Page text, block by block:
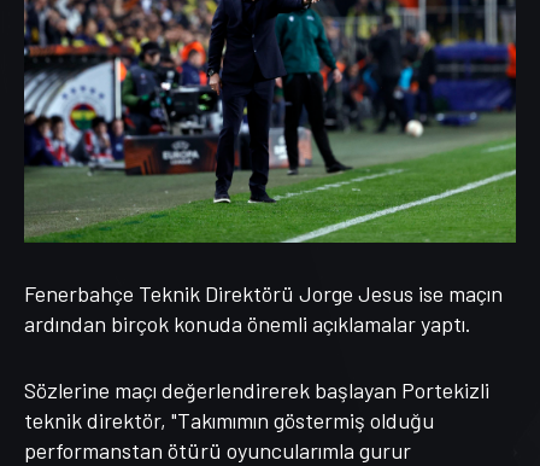
Fenerbahçe Teknik Direktörü Jorge Jesus ise maçın
ardından birçok konuda önemli açıklamalar yaptı.
Sözlerine maçı değerlendirerek başlayan Portekizli
teknik direktör, "Takımımın göstermiş olduğu
performanstan ötürü oyuncularımla gurur